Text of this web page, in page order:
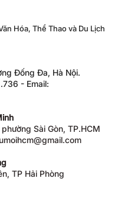
Hóa, Thể Thao và Du Lịch
Đống Đa, Hà Nội.
- Email:
Sài Gòn, TP.HCM
TP Hải Phòng